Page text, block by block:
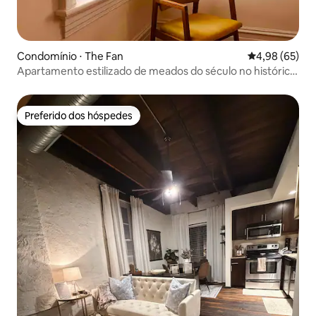
Condomínio ⋅ The Fan 4,98 de uma
4,98 (65)
Apartamento estilizado de meados do século no histórico
Preferido dos hóspedes
Preferido dos hóspedes